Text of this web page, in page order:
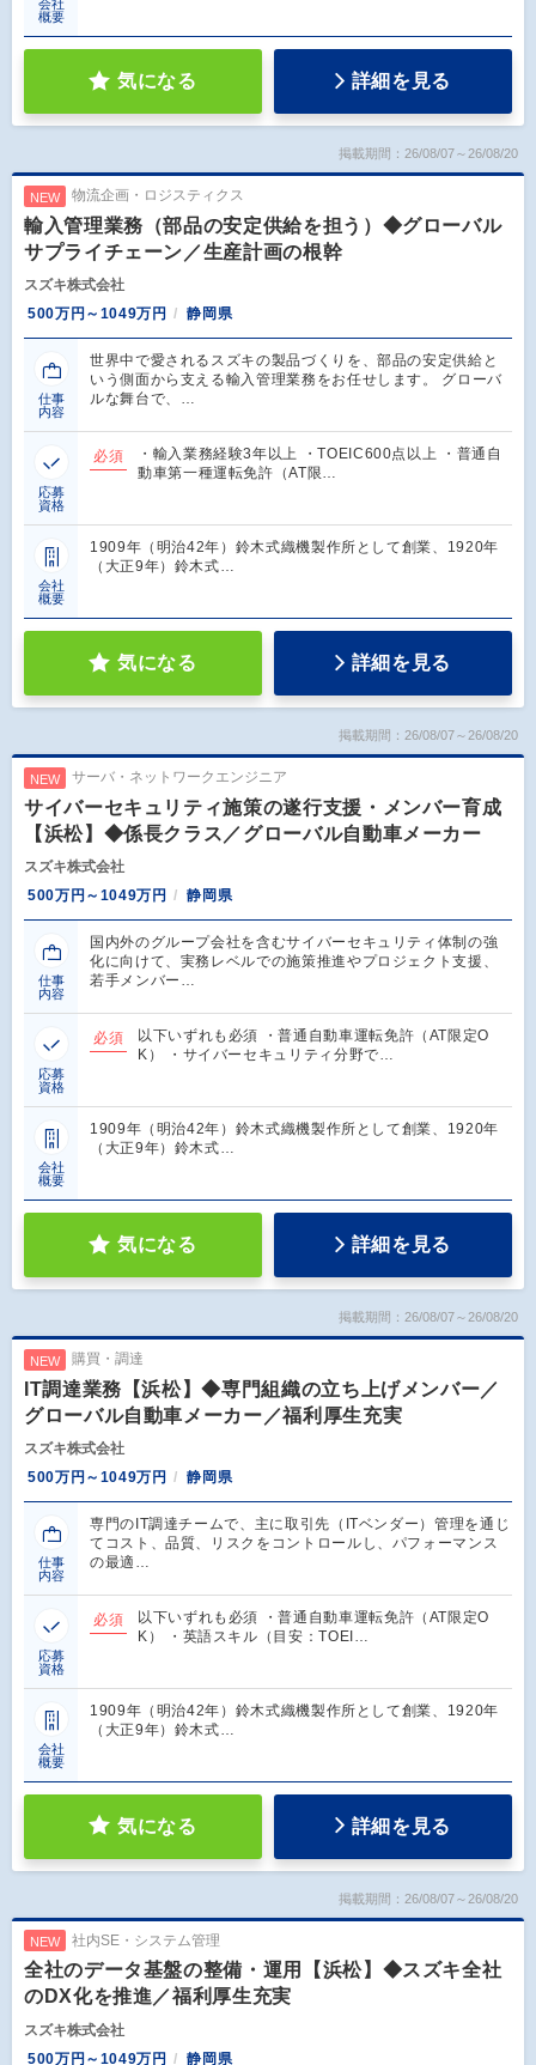
会社
概要
気になる 詳細を見る
掲載期間：26/08/07～26/08/20
NEW 物流企画・ロジスティクス
輸入管理業務（部品の安定供給を担う）◆グローバル
サプライチェーン／生産計画の根幹
スズキ株式会社
500万円～1049万円
静岡県
仕事
内容
世界中で愛されるスズキの製品づくりを、部品の安定供給と
いう側面から支える輸入管理業務をお任せします。 グローバ
ルな舞台で、…
応募
資格
必須
・輸入業務経験3年以上 ・TOEIC600点以上 ・普通自
動車第一種運転免許（AT限…
会社
概要
1909年（明治42年）鈴木式織機製作所として創業、1920年
（大正9年）鈴木式…
気になる 詳細を見る
掲載期間：26/08/07～26/08/20
NEW サーバ・ネットワークエンジニア
サイバーセキュリティ施策の遂行支援・メンバー育成
【浜松】◆係長クラス／グローバル自動車メーカー
スズキ株式会社
500万円～1049万円
静岡県
仕事
内容
国内外のグループ会社を含むサイバーセキュリティ体制の強
化に向けて、実務レベルでの施策推進やプロジェクト支援、
若手メンバー…
応募
資格
必須
以下いずれも必須 ・普通自動車運転免許（AT限定O
K） ・サイバーセキュリティ分野で…
会社
概要
1909年（明治42年）鈴木式織機製作所として創業、1920年
（大正9年）鈴木式…
気になる 詳細を見る
掲載期間：26/08/07～26/08/20
NEW 購買・調達
IT調達業務【浜松】◆専門組織の立ち上げメンバー／
グローバル自動車メーカー／福利厚生充実
スズキ株式会社
500万円～1049万円
静岡県
仕事
内容
専門のIT調達チームで、主に取引先（ITベンダー）管理を通じ
てコスト、品質、リスクをコントロールし、パフォーマンス
の最適…
応募
資格
必須
以下いずれも必須 ・普通自動車運転免許（AT限定O
K） ・英語スキル（目安：TOEI…
会社
概要
1909年（明治42年）鈴木式織機製作所として創業、1920年
（大正9年）鈴木式…
気になる 詳細を見る
掲載期間：26/08/07～26/08/20
NEW 社内SE・システム管理
全社のデータ基盤の整備・運用【浜松】◆スズキ全社
のDX化を推進／福利厚生充実
スズキ株式会社
500万円～1049万円
静岡県